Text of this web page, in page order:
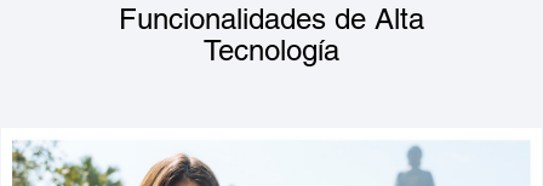
Funcionalidades de Alta
Tecnología